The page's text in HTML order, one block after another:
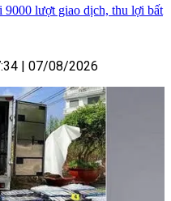
lượt giao dịch, thu lợi bất
| 07/08/2026